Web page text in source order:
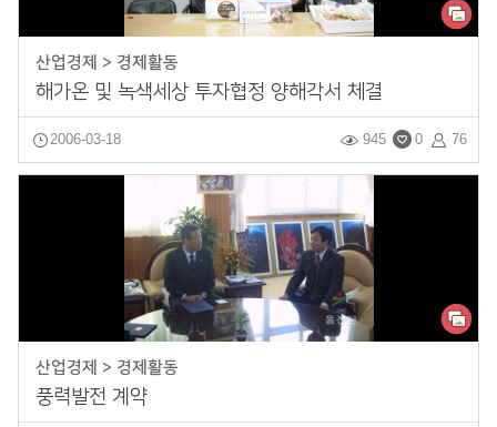
산업경제 > 경제활동
해가온 및 녹색세상 투자협정 양해각서 체결
2006-03-18 76
0
945
산업경제 > 경제활동
풍력발전 계약